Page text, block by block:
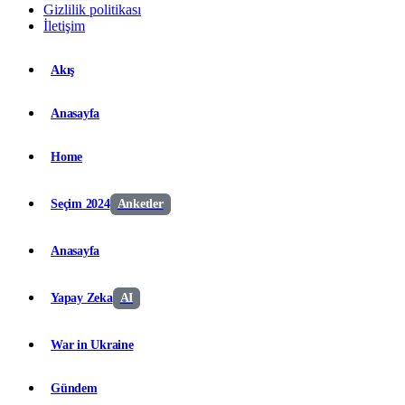
Gizlilik politikası
İletişim
Akış
Anasayfa
Home
Seçim 2024 Anketler
Anasayfa
Yapay Zeka AI
War in Ukraine
Gündem